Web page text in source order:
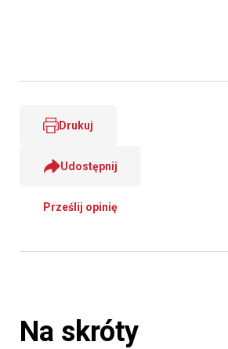
Drukuj
Udostępnij
Prześlij opinię
Na skróty